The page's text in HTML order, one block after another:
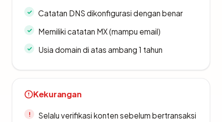
Catatan DNS dikonfigurasi dengan benar
Memiliki catatan MX (mampu email)
Usia domain di atas ambang 1 tahun
Kekurangan
Selalu verifikasi konten sebelum bertransaksi